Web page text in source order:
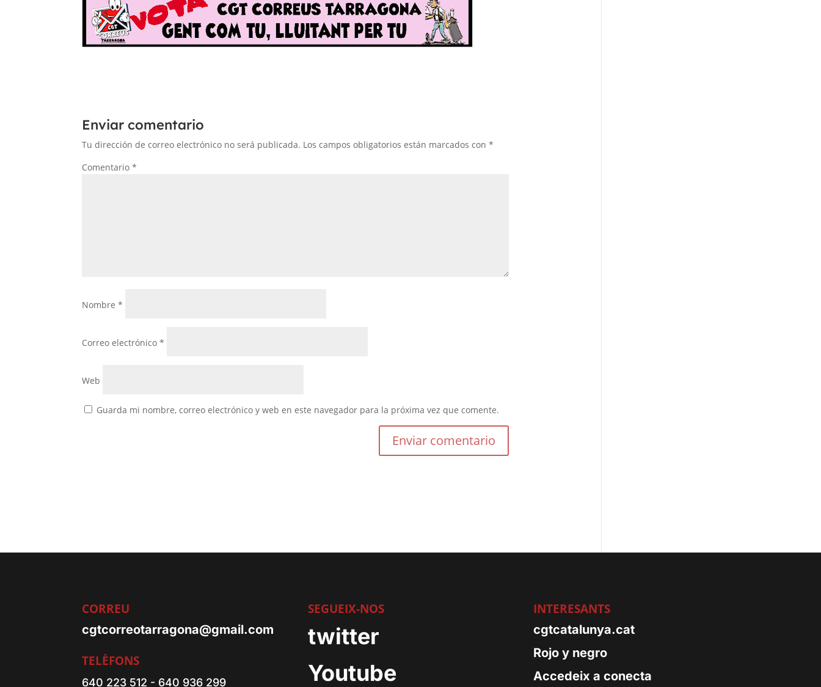
Enviar comentario
Tu dirección de correo electrónico no será publicada. Los campos obligatorios están marcados con*
Comentario*
Nombre*
Correo electrónico*
Web
Guarda mi nombre, correo electrónico y web en este navegador para la próxima vez que comente.
CORREU
cgtcorreotarragona@gmail.com
TELÈFONS
640 223 512 - 640 936 299
SEGUEIX-NOS
twitter
Youtube
INTERESANTS
cgtcatalunya.cat
Rojo y negro
Accedeix a conecta